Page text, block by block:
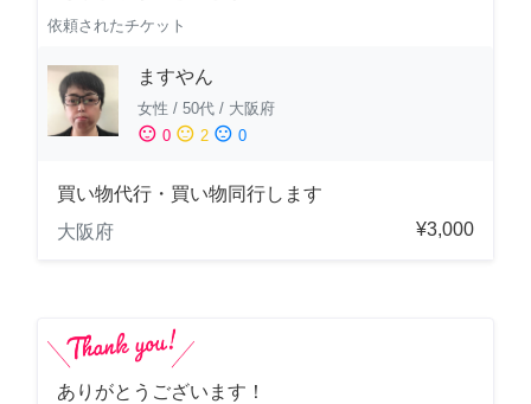
依頼されたチケット
ますやん
女性 / 50代 / 大阪府
sentiment_satisfied 0 sentiment_neutral 2 sentiment_dissatisfied 0
買い物代行・買い物同行します
大阪府
¥3,000
ありがとうございます！